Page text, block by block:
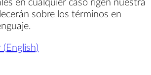
sobre los términos en
(English)